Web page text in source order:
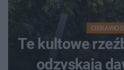
Te kultowe
odzyskają